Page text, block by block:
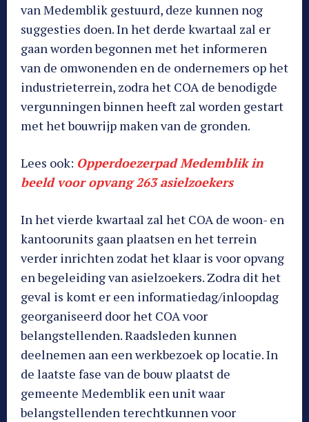
van Medemblik gestuurd, deze kunnen nog
suggesties doen. In het derde kwartaal zal er
gaan worden begonnen met het informeren
van de omwonenden en de ondernemers op het
industrieterrein, zodra het COA de benodigde
vergunningen binnen heeft zal worden gestart
met het bouwrijp maken van de gronden.
Lees ook: Opperdoezerpad Medemblik in
beeld voor opvang 263 asielzoekers
In het vierde kwartaal zal het COA de woon- en
kantoorunits gaan plaatsen en het terrein
verder inrichten zodat het klaar is voor opvang
en begeleiding van asielzoekers. Zodra dit het
geval is komt er een informatiedag/inloopdag
georganiseerd door het COA voor
belangstellenden. Raadsleden kunnen
deelnemen aan een werkbezoek op locatie. In
de laatste fase van de bouw plaatst de
gemeente Medemblik een unit waar
belangstellenden terechtkunnen voor